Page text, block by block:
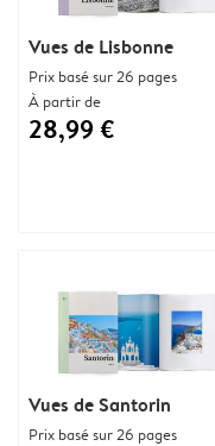
Vues de Lisbonne
Prix basé sur 26 pages
À partir de
28,99 €
Vues de Santorin
Prix basé sur 26 pages